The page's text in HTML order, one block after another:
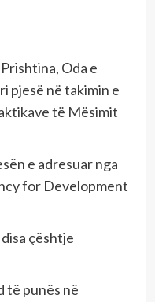
Oda e
pjesë në takimin e
të Mësimit
e adresuar nga
for Development
çështje
të punës në